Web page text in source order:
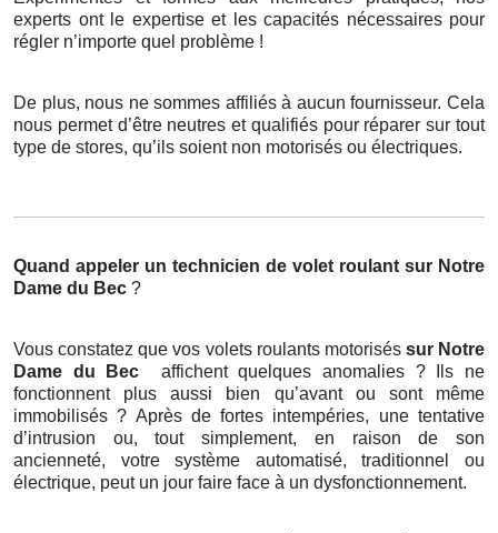
experts ont le expertise et les capacités nécessaires pour
régler n’importe quel problème !
De plus, nous ne sommes affiliés à aucun fournisseur. Cela
nous permet d’être neutres et qualifiés pour réparer sur tout
type de stores, qu’ils soient non motorisés ou électriques.
Quand appeler un technicien de volet roulant sur Notre
Dame du Bec ?
Vous constatez que vos volets roulants motorisés sur Notre
Dame du Bec
affichent quelques anomalies ? Ils ne
fonctionnent plus aussi bien qu’avant ou sont même
immobilisés ? Après de fortes intempéries, une tentative
d’intrusion ou, tout simplement, en raison de son
ancienneté, votre système automatisé, traditionnel ou
électrique, peut un jour faire face à un dysfonctionnement.